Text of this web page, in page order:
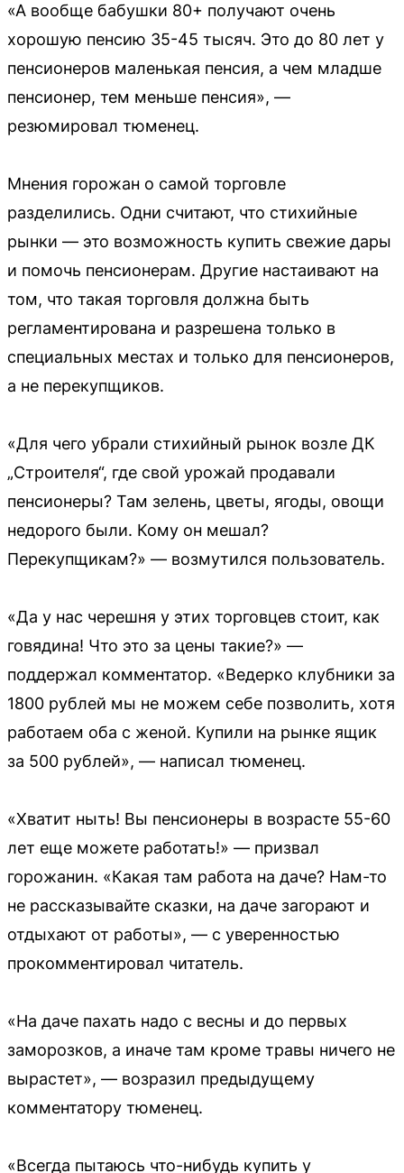
«А вообще бабушки 80+ получают очень
хорошую пенсию 35-45 тысяч. Это до 80 лет у
пенсионеров маленькая пенсия, а чем младше
пенсионер, тем меньше пенсия», —
резюмировал тюменец.
Мнения горожан о самой торговле
разделились. Одни считают, что стихийные
рынки — это возможность купить свежие дары
и помочь пенсионерам. Другие настаивают на
том, что такая торговля должна быть
регламентирована и разрешена только в
специальных местах и только для пенсионеров,
а не перекупщиков.
«Для чего убрали стихийный рынок возле ДК
„Строителя“, где свой урожай продавали
пенсионеры? Там зелень, цветы, ягоды, овощи
недорого были. Кому он мешал?
Перекупщикам?» — возмутился пользователь.
«Да у нас черешня у этих торговцев стоит, как
говядина! Что это за цены такие?» —
поддержал комментатор. «Ведерко клубники за
1800 рублей мы не можем себе позволить, хотя
работаем оба с женой. Купили на рынке ящик
за 500 рублей», — написал тюменец.
«Хватит ныть! Вы пенсионеры в возрасте 55-60
лет еще можете работать!» — призвал
горожанин. «Какая там работа на даче? Нам-то
не рассказывайте сказки, на даче загорают и
отдыхают от работы», — с уверенностью
прокомментировал читатель.
«На даче пахать надо с весны и до первых
заморозков, а иначе там кроме травы ничего не
вырастет», — возразил предыдущему
комментатору тюменец.
«Всегда пытаюсь что-нибудь купить у